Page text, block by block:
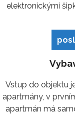
elektronickými
Vstup do objektu
apartmány, v
apartmán má